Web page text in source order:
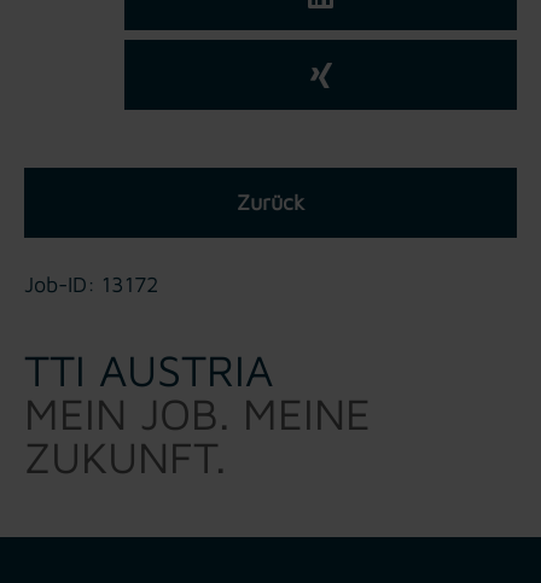
Zurück
Job-ID: 13172
TTI AUSTRIA
MEIN JOB. MEINE
ZUKUNFT.